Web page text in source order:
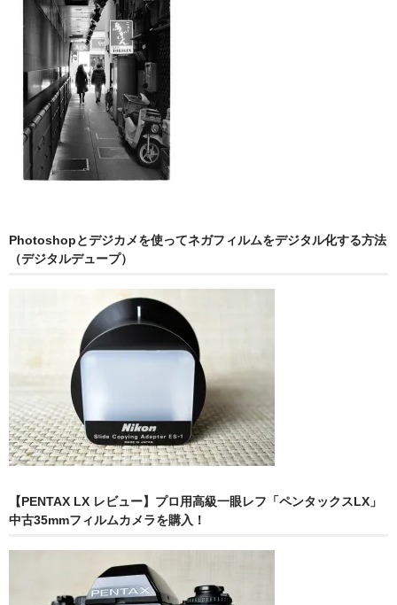
Photoshopとデジカメを使ってネガフィルムをデジタル化する方法
（デジタルデュープ）
【PENTAX LX レビュー】プロ用高級一眼レフ「ペンタックスLX」
中古35mmフィルムカメラを購入！